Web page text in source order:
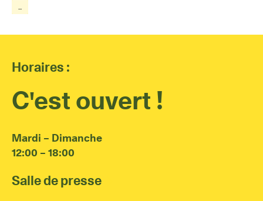
...
Horaires :
C'est ouvert !
Mardi – Dimanche
12:00 – 18:00
Salle de presse